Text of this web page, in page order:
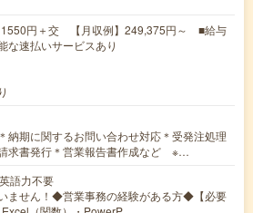
1550円＋交 【月収例】249,375円～ ■給与
な速払いサービスあり
納期に関するお問い合わせ対応＊受発注処理
求書発行＊営業報告書作成など ※…
語力不要
ません！◆営業事務の経験がある方◆【必要